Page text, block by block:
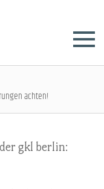
achten!
gkl berlin: